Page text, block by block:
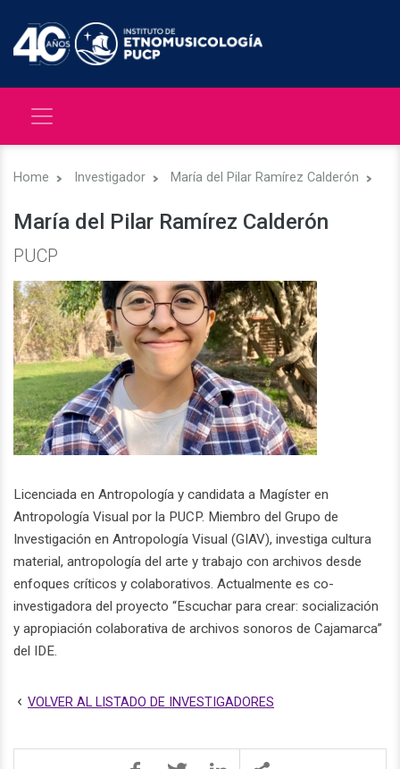
Home Investigador María del Pilar Ramírez Calderón
María del Pilar Ramírez Calderón
PUCP
Licenciada en Antropología y candidata a Magíster en
Antropología Visual por la PUCP. Miembro del Grupo de
Investigación en Antropología Visual (GIAV), investiga cultura
material, antropología del arte y trabajo con archivos desde
enfoques críticos y colaborativos. Actualmente es co-
investigadora del proyecto “Escuchar para crear: socialización
y apropiación colaborativa de archivos sonoros de Cajamarca”
del IDE.
VOLVER AL LISTADO DE INVESTIGADORES